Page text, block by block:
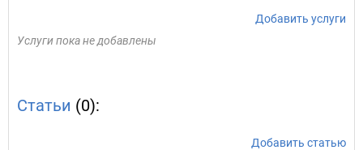
Добавить услуги
Услуги пока не добавлены
Статьи (0):
Добавить статью